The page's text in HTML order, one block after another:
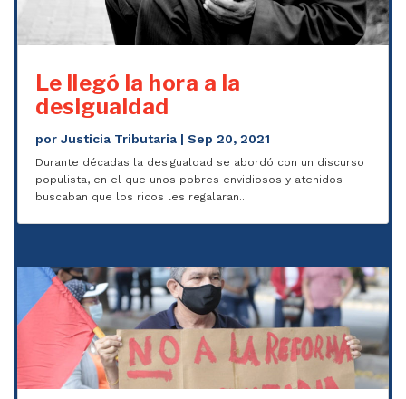
Le llegó la hora a la
desigualdad
porJusticia Tributaria |Sep 20, 2021
Durante décadas la desigualdad se abordó con un discurso
populista, en el que unos pobres envidiosos y atenidos
buscaban que los ricos les regalaran...